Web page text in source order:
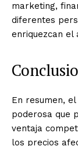
marketing,
diferentes
enriquezcan el
En resumen,
poderosa que
ventaja
los precios